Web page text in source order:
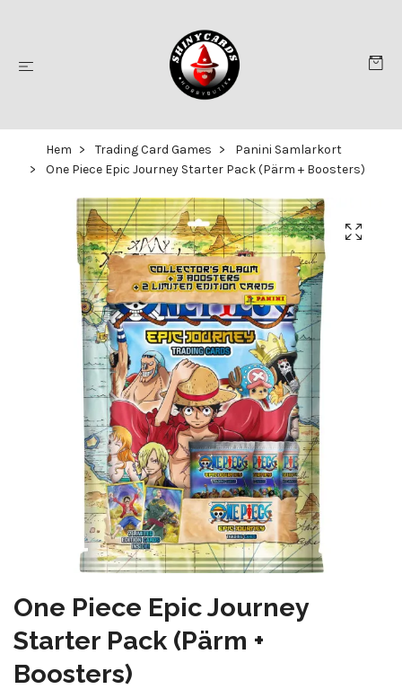
Hem Trading Card Games
Panini Samlarkort
One Piece Epic Journey Starter Pack (Pärm + Boosters)
One Piece Epic Journey
Starter Pack (Pärm +
Boosters)